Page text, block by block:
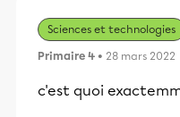
Sciences et technologies
Primaire 4 • 28 mars 2022
c'est quoi